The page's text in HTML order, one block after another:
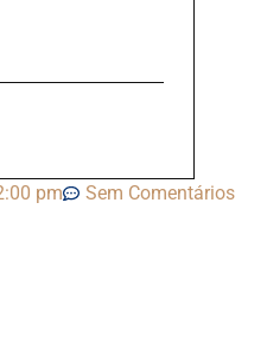
pm Sem Comentários